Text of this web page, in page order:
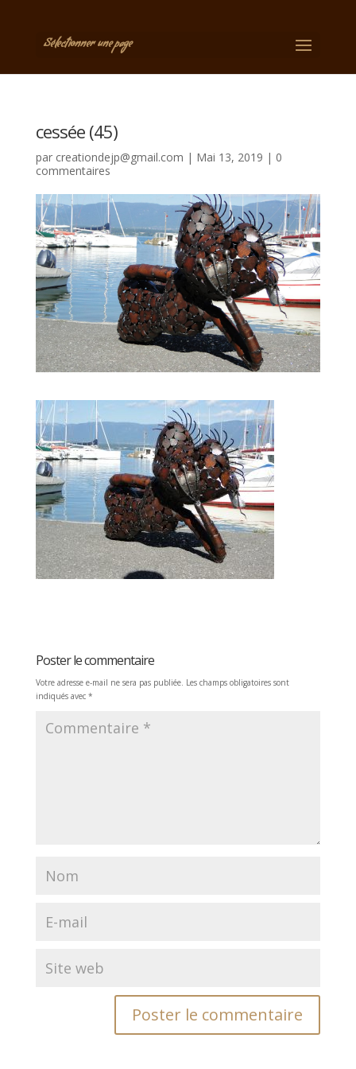
Sélectionner une page
cessée (45)
par creationdejp@gmail.com | Mai 13, 2019 | 0
commentaires
Poster le commentaire
Votre adresse e-mail ne sera pas publiée. Les champs obligatoires sont
indiqués avec *